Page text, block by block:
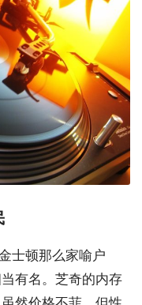
士顿那么家喻户
有名。芝奇的内存